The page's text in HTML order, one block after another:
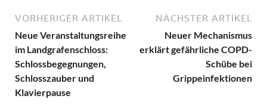
VORHERIGER ARTIKEL
Neue Veranstaltungsreihe
im Landgrafenschloss:
Schlossbegegnungen,
Schlosszauber und
Klavierpause
NÄCHSTER ARTIKEL
Neuer Mechanismus
erklärt gefährliche COPD-
Schübe bei
Grippeinfektionen